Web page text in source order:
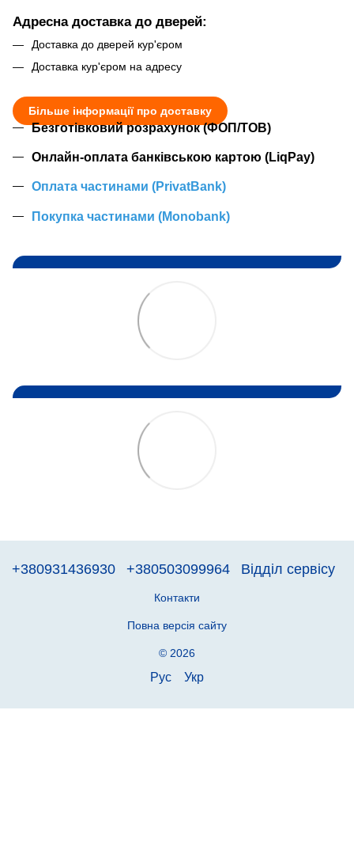
Адресна доставка до дверей:
Доставка до дверей кур'єром
Доставка кур'єром на адресу
Більше інформації про доставку
Безготівковий розрахунок (ФОП/ТОВ)
Онлайн-оплата банківською картою (LiqPay)
Оплата частинами (PrivatBank)
Покупка частинами (Monobank)
+380931436930 +380503099964 Відділ сервісу
Контакти
Повна версія сайту
© 2026
Рус Укр